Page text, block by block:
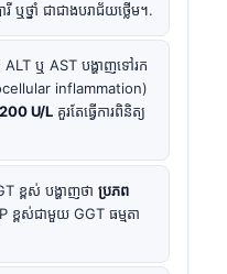
ឬថ្នាំ ជាជាងបរាជ័យថ្លើម។.
ឬ AST បង្ហាញទៅរក
inflammation)
U/L គួរតែធ្វើការពិនិត្យ
ខ្ពស់ បង្ហាញថា ប្រភព
ពស់ជាមួយ GGT ធម្មតា